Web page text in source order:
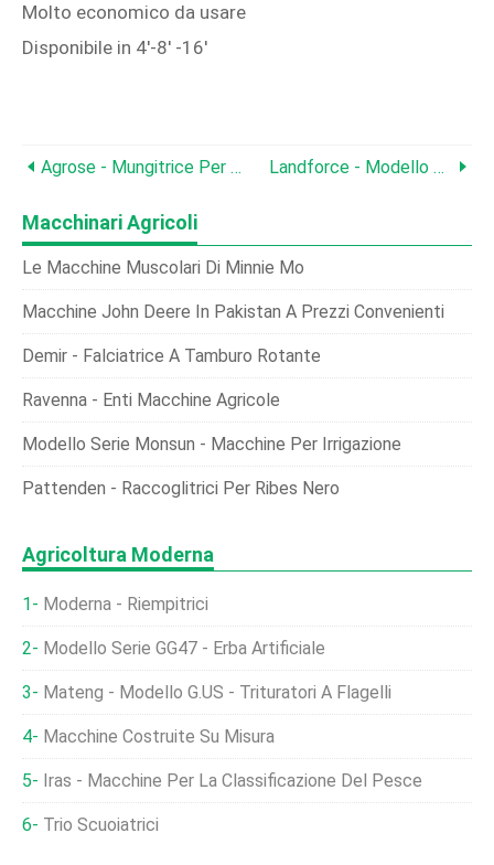
Molto economico da usare
Disponibile in 4'-8' -16'
Agrose - Mungitrice Per Sistema Di Mungitura A Doppia Mungitura A Secchio Singolo Landforce - Modello LF_GX_500H - Capacità 500 L - Atomizzatore Idraulico Per Letame A Disco Singolo
Macchinari Agricoli
Le Macchine Muscolari Di Minnie Mo
Macchine John Deere In Pakistan A Prezzi Convenienti
Demir - Falciatrice A Tamburo Rotante
Ravenna - Enti Macchine Agricole
Modello Serie Monsun - Macchine Per Irrigazione
Pattenden - Raccoglitrici Per Ribes Nero
Agricoltura Moderna
Moderna - Riempitrici
Modello Serie GG47 - Erba Artificiale
Mateng - Modello G.US - Trituratori A Flagelli
Macchine Costruite Su Misura
Iras - Macchine Per La Classificazione Del Pesce
Trio Scuoiatrici